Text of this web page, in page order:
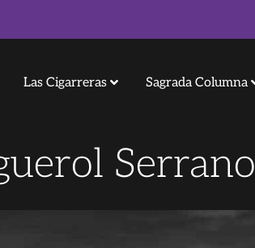
Las Cigarreras Sagrada Columna
Serrano